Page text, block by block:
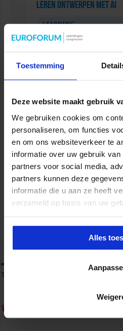
Toestemming
Deze website maakt gebruik
We gebruiken cookies om
personaliseren, om functies
en om ons websiteverkeer te
informatie over uw gebruik
partners voor social media,
partners kunnen deze
informatie die u aan ze heeft
verzameld op basis van uw
Alles
Leren Ontwerpen met AI
LEARNING
Leergang
LEARNING
tweet
Tags
Over sabinabrammer